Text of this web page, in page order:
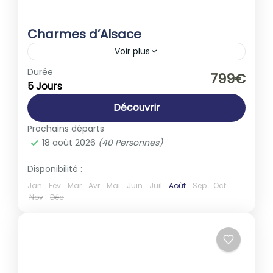
Charmes d’Alsace
Voir plus
Europe
1-40 People
Durée
5 Jours 799€
Découvrir
Prochains départs
18 août 2026 (40 Personnes)
Disponibilité :
Jan Fév Mar Avr Mai Juin Juil Août Sep
Oct
Nov
Déc